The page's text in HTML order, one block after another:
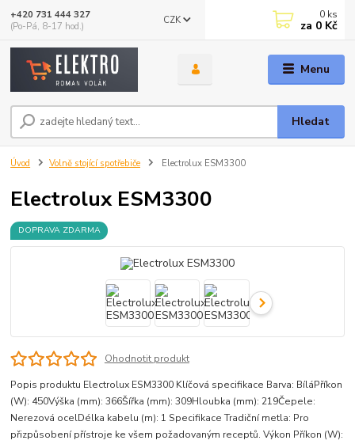
Menu
CZK
Hledat
+420 731 444 327
(Po-Pá, 8-17 hod.)
0 ks
za 0 Kč
Úvod Volně stojící spotřebiče Electrolux ESM3300
Electrolux ESM3300
DOPRAVA ZDARMA
Ohodnotit produkt
Popis produktu Electrolux ESM3300 Klíčová specifikace Barva: BíláPříkon
(W): 450Výška (mm): 366Šířka (mm): 309Hloubka (mm): 219Čepele:
Nerezová ocelDélka kabelu (m): 1 Specifikace Tradiční metla: Pro
přizpůsobení přístroje ke všem požadovaným receptů. Výkon Příkon (W):